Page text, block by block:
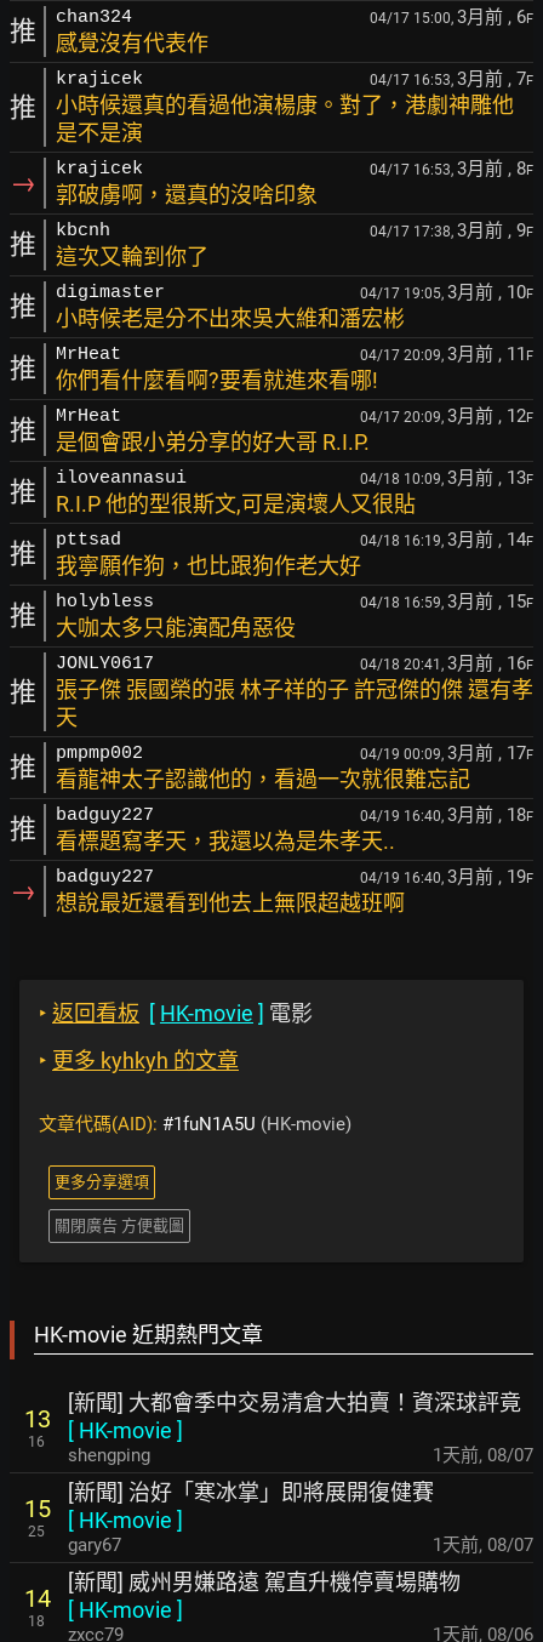
推 chan324 04/17 15:00, 3月前 , 6F
感覺沒有代表作
推
krajicek 04/17 16:53, 3月前 , 7F
小時候還真的看過他演楊康。對了，港劇神雕他
是不是演
→ krajicek 04/17 16:53, 3月前 , 8F
郭破虜啊，還真的沒啥印象
推 kbcnh 04/17 17:38, 3月前 , 9F
這次又輪到你了
推 digimaster 04/17 19:05, 3月前 , 10F
小時候老是分不出來吳大維和潘宏彬
推 MrHeat 04/17 20:09, 3月前 , 11 F
你們看什麼看啊?要看就進來看哪!
推 MrHeat 04/17 20:09, 3月前 , 12F
是個會跟小弟分享的好大哥 R.I.P.
推 iloveannasui 04/18 10:09, 3月前 , 13F
R.I.P 他的型很斯文,可是演壞人又很貼
推 pttsad 04/18 16:19, 3月前 , 14F
我寧願作狗，也比跟狗作老大好
推 holybless 04/18 16:59, 3月前 , 15F
大咖太多只能演配角惡役
推
JONLY0617 04/18 20:41, 3月前 , 16F
張子傑 張國榮的張 林子祥的子 許冠傑的傑 還有孝
天
推 pmpmp002 04/19 00:09, 3月前 , 17F
看龍神太子認識他的，看過一次就很難忘記
推 badguy227 04/19 16:40, 3月前 , 18F
看標題寫孝天，我還以為是朱孝天..
→ badguy227 04/19 16:40, 3月前 , 19F
想說最近還看到他去上無限超越班啊
‣ 返回看板 [ HK-movie ] 電影
‣ 更多 kyhkyh 的文章
文章代碼(AID): #1fuN1A5U (HK-movie)
更多分享選項
關閉廣告 方便截圖
HK-movie 近期熱門文章
13
16
[新聞] 大都會季中交易清倉大拍賣！資深球評竟
[ HK-movie ]
shengping 1天前, 08/07
15
25
[新聞] 治好「寒冰掌」即將展開復健賽
[ HK-movie ]
gary67 1天前, 08/07
14
18
[新聞] 威州男嫌路遠 駕直升機停賣場購物
[ HK-movie ]
zxcc79 1天前, 08/06